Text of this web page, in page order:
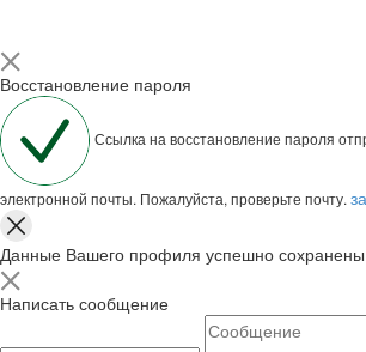
Восстановление пароля
Ссылка на восстановление пароля
электронной почты. Пожалуйста, проверьте почту.
Данные Вашего профиля успешно сохранены
Написать сообщение